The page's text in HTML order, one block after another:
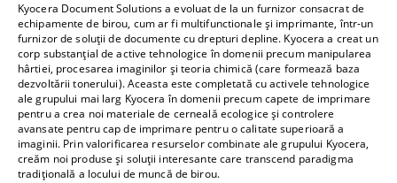
Kyocera Document Solutions a evoluat de la un furnizor consacrat de
echipamente de birou, cum ar fi multifunctionale și imprimante, într-un
furnizor de soluții de documente cu drepturi depline. Kyocera a creat un
corp substanțial de active tehnologice în domenii precum manipularea
hârtiei, procesarea imaginilor și teoria chimică (care formează baza
dezvoltării tonerului). Aceasta este completată cu activele tehnologice
ale grupului mai larg Kyocera în domenii precum capete de imprimare
pentru a crea noi materiale de cerneală ecologice și controlere
avansate pentru cap de imprimare pentru o calitate superioară a
imaginii. Prin valorificarea resurselor combinate ale grupului Kyocera,
creăm noi produse și soluții interesante care transcend paradigma
tradițională a locului de muncă de birou.